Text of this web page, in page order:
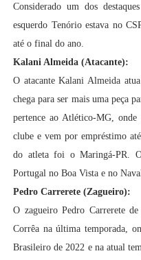
Considerado um dos
esquerdo Tenórioestava no
até o final do ano.
Kalani Almeida (Atacante):
O atacanteKalani Almeida
chega para ser mais uma peça
pertence ao Atlético-MG,
clube e vem por empréstimo
do atleta foi o Maringá-PR.
Portugal no Boa Vista e no
Pedro Carrerete (Zagueiro):
O zagueiroPedro Carrerete
Corrêa na última temporada,
Brasileiro de 2022 e na atual